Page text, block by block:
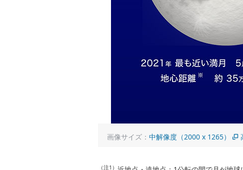
画像サイズ： 中解像度（2000 x 1265）
（注1）